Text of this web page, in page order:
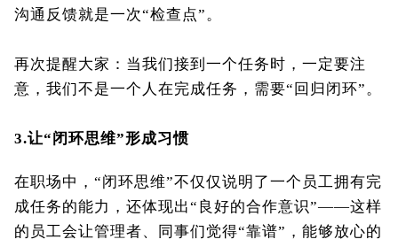
沟通反馈就是一次“检查点”。
再次提醒大家：当我们接到一个任务时，一定要注
意，我们不是一个人在完成任务，需要“回归闭环”。
3.让“闭环思维”形成习惯
在职场中，“闭环思维”不仅仅说明了一个员工拥有完
成任务的能力，还体现出“良好的合作意识”——这样
的员工会让管理者、同事们觉得“靠谱”，能够放心的